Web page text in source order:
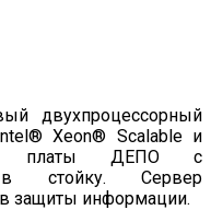
двухпроцессорный
Xeon® Scalable и
платы ДЕПО с
стойку. Сервер
защиты информации.